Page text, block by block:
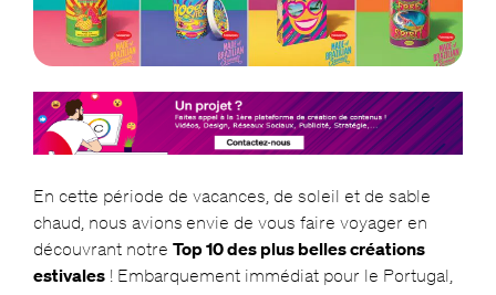
En cette période de vacances, de soleil et de sable
chaud, nous avions envie de vous faire voyager en
découvrant notre Top 10 des plus belles créations
estivales! Embarquement immédiat pour le Portugal,